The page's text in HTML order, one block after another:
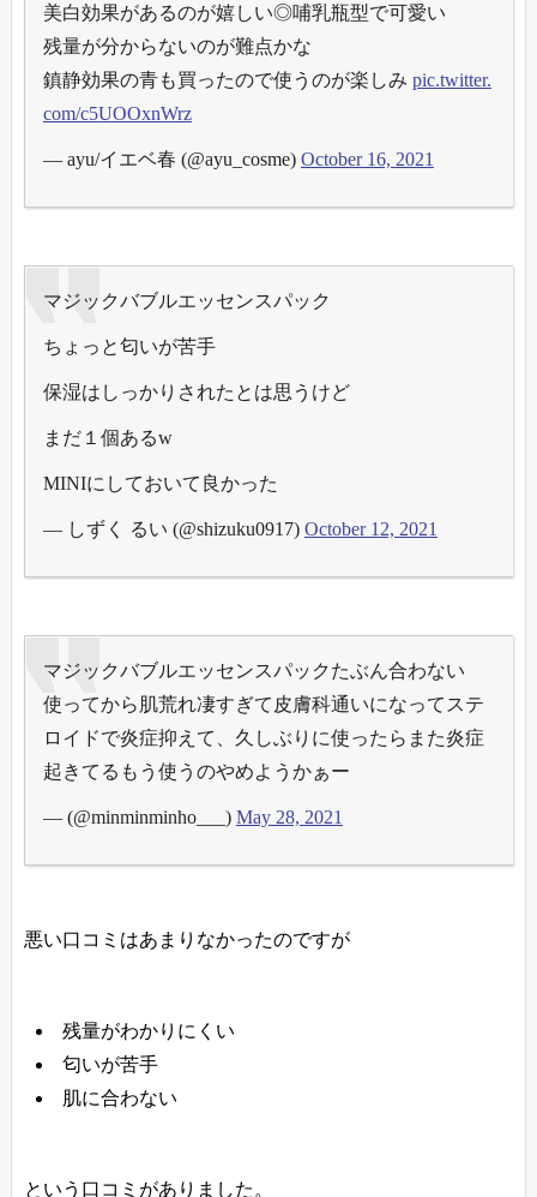
美白効果があるのが嬉しい◎哺乳瓶型で可愛い
残量が分からないのが難点かな
鎮静効果の青も買ったので使うのが楽しみ pic.twitter.
com/c5UOOxnWrz
— ayu/イエベ春 (@ayu_cosme) October 16, 2021
マジックバブルエッセンスパック
ちょっと匂いが苦手
保湿はしっかりされたとは思うけど
まだ１個あるw
MINIにしておいて良かった
— しずく るい (@shizuku0917) October 12, 2021
マジックバブルエッセンスパックたぶん合わない
使ってから肌荒れ凄すぎて皮膚科通いになってステ
ロイドで炎症抑えて、久しぶりに使ったらまた炎症
起きてるもう使うのやめようかぁー
— (@minminminho___) May 28, 2021
悪い口コミはあまりなかったのですが
残量がわかりにくい
匂いが苦手
肌に合わない
という口コミがありました。